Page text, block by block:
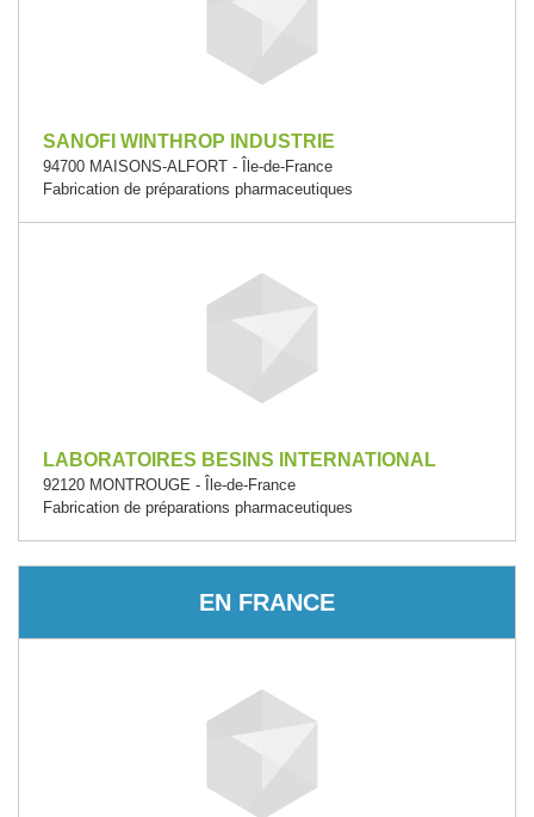
SANOFI WINTHROP INDUSTRIE
94700 MAISONS-ALFORT - Île-de-France
Fabrication de préparations pharmaceutiques
LABORATOIRES BESINS INTERNATIONAL
92120 MONTROUGE - Île-de-France
Fabrication de préparations pharmaceutiques
EN FRANCE